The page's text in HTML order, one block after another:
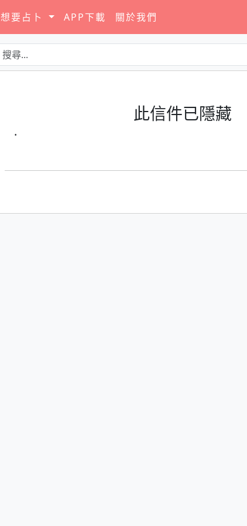
想要占卜 APP下載 關於我們
此信件已隱藏
·